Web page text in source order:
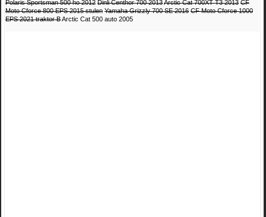
Polaris Sportsman 500 ho 2012 Dinli Centhor 700 2013Arctic Cat 700XT T3 2013 CF
Moto Cforce 800 EPS 2015 stulen Yamaha Grizzly 700 SE 2016 CF Moto Cforce 1000
EPS 2021 traktor BArctic Cat 500 auto 2005